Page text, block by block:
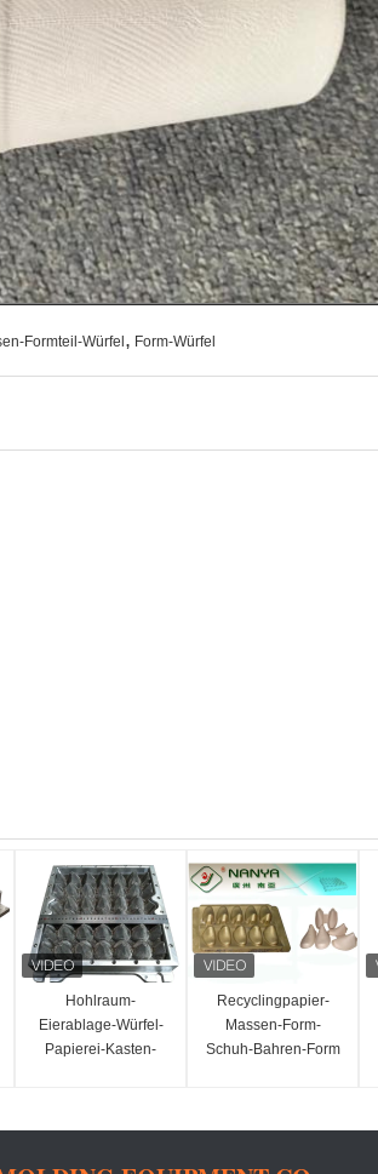
Formteil-Würfel , Form-Würfel
Hohlraum-
Eierablage-Würfel-
Papierei-Kasten-
Recyclingpapier-
Massen-Form-
Schuh-Bahren-Form